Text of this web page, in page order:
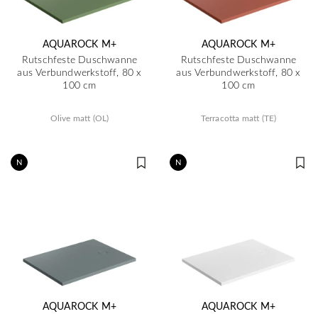
AQUAROCK M+
Rutschfeste Duschwanne
aus Verbundwerkstoff, 80 x
100 cm
Olive matt (OL)
AQUAROCK M+
Rutschfeste Duschwanne
aus Verbundwerkstoff, 80 x
100 cm
Terracotta matt (TE)
N
AQUAROCK M+
N
AQUAROCK M+